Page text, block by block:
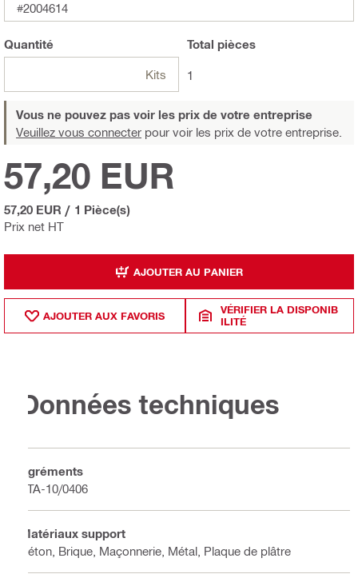
#2004614
Quantité
Kits
Total pièces
1
Vous ne pouvez pas voir les prix de votre entreprise
Veuillez vous connecter pour voir les prix de votre entreprise.
Prix net HT
57,20 EUR
57,20 EUR / 1 Pièce(s)
AJOUTER AU PANIER
AJOUTER AUX FAVORIS
VÉRIFIER LA DISPONIB
ILITÉ
Données techniques
Agréments
ETA-10/0406
Matériaux support
Béton, Brique, Maçonnerie, Métal, Plaque de plâtre